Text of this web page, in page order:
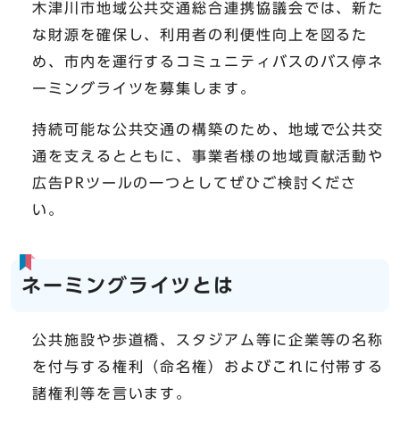
木津川市地域公共交通総合連携協議会では、新た
な財源を確保し、利用者の利便性向上を図るた
め、市内を運行するコミュニティバスのバス停ネ
ーミングライツを募集します。
持続可能な公共交通の構築のため、地域で公共交
通を支えるとともに、事業者様の地域貢献活動や
広告PRツールの一つとしてぜひご検討くださ
い。
ネーミングライツとは
公共施設や歩道橋、スタジアム等に企業等の名称
を付与する権利（命名権）およびこれに付帯する
諸権利等を言います。